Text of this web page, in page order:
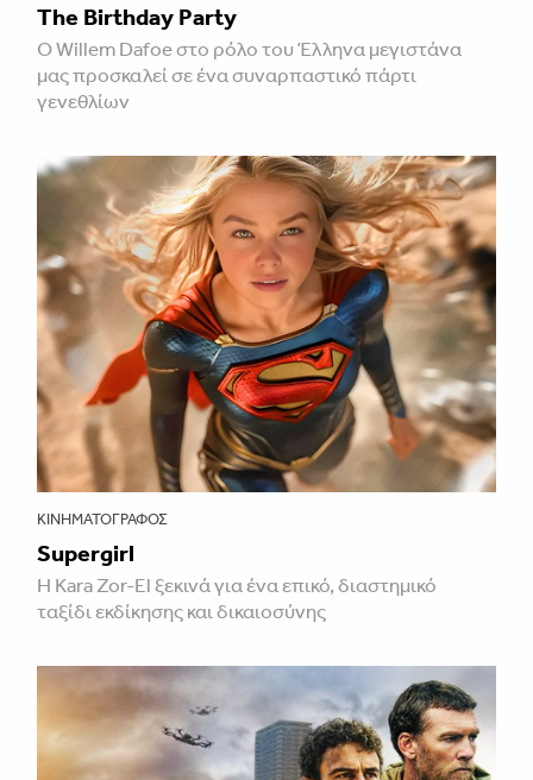
The Birthday Party
Ο Willem Dafoe στο ρόλο του Έλληνα μεγιστάνα
μας προσκαλεί σε ένα συναρπαστικό πάρτι
γενεθλίων
ΚΙΝΗΜΑΤΟΓΡΆΦΟΣ
Supergirl
Η Kara Zor-El ξεκινά για ένα επικό, διαστημικό
ταξίδι εκδίκησης και δικαιοσύνης